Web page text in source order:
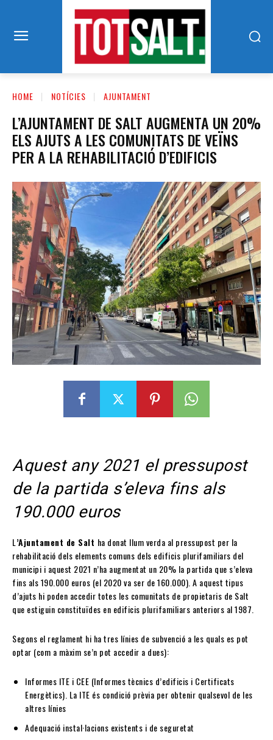
HOME NOTÍCIES AJUNTAMENT
L’AJUNTAMENT DE SALT AUGMENTA UN 20%
ELS AJUTS A LES COMUNITATS DE VEÏNS
PER A LA REHABILITACIÓ D’EDIFICIS
Aquest any 2021 el pressupost
de la partida s’eleva fins als
190.000 euros
L’Ajuntament de Salt ha donat llum verda al pressupost per la
rehabilitació dels elements comuns dels edificis plurifamiliars del
municipi i aquest 2021 n’ha augmentat un 20% la partida que s’eleva
fins als 190.000 euros (el 2020 va ser de 160.000). A aquest tipus
d’ajuts hi poden accedir totes les comunitats de propietaris de Salt
que estiguin constituïdes en edificis plurifamiliars anteriors al 1987.
Segons el reglament hi ha tres línies de subvenció a les quals es pot
optar (com a màxim se’n pot accedir a dues):
Informes ITE i CEE (Informes tècnics d’edificis i Certificats
Energètics). La ITE és condició prèvia per obtenir qualsevol de les
altres línies
Adequació instal·lacions existents i de seguretat